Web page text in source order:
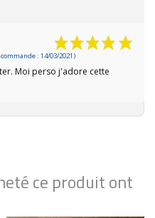
: 14/03/2021)
Moi perso j'adore cette
ce produit ont